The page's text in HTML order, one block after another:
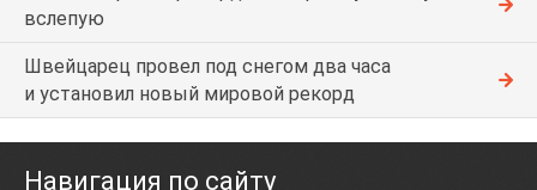
вслепую
Швейцарец провел под снегом два часа
и установил новый мировой рекорд
Навигация по сайту